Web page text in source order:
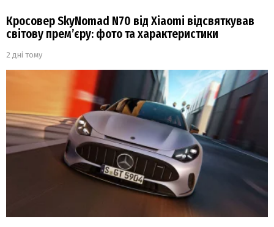
Кросовер SkyNomad N70 від Xiaomi відсвяткував
світову прем’єру: фото та характеристики
2 дні тому